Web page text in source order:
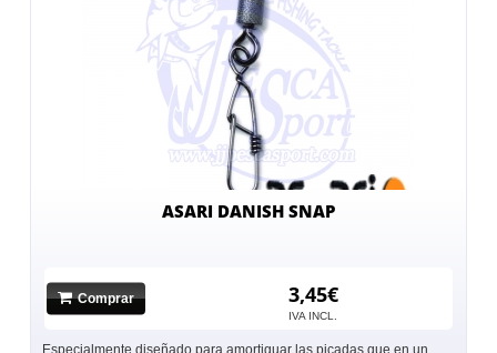
ASARI DANISH SNAP
Comprar 3,45€
IVA INCL.
Especialmente diseñado para amortiguar las picadas que en un